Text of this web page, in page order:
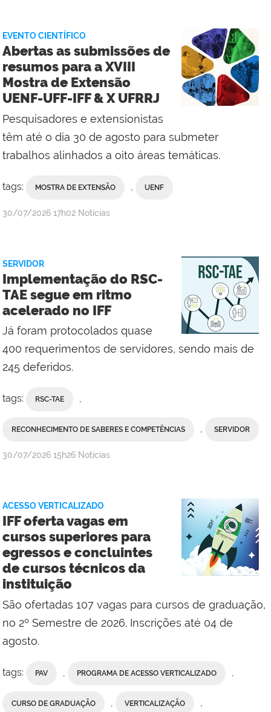
de
Inovação
EVENTO CIENTÍFICO
Abertas as submissões de
resumos para a XVIII
Mostra de Extensão
UENF-UFF-IFF & X UFRRJ
Pesquisadores e extensionistas
têm até o dia 30 de agosto para submeter
trabalhos alinhados a oito áreas temáticas.
tags: MOSTRA DE EXTENSÃO , UENF
por
Reitoria
publicado
30/07/2026 17h02 Notícias
SERVIDOR
Implementação do RSC-
TAE segue em ritmo
acelerado no IFF
Já foram protocolados quase
400 requerimentos de servidores, sendo mais de
245 deferidos.
tags: RSC-TAE ,
RECONHECIMENTO DE SABERES E COMPETÊNCIAS , SERVIDOR
por
publicado
30/07/2026 15h26 Notícias
ACESSO VERTICALIZADO
IFF oferta vagas em
cursos superiores para
egressos e concluintes
de cursos técnicos da
instituição
São ofertadas 107 vagas para cursos de graduação,
no 2º Semestre de 2026. Inscrições até 04 de
agosto.
tags: PAV , PROGRAMA DE ACESSO VERTICALIZADO ,
CURSO DE GRADUAÇÃO , VERTICALIZAÇÃO ,